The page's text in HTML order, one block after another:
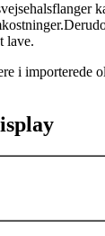
lave.
i importerede